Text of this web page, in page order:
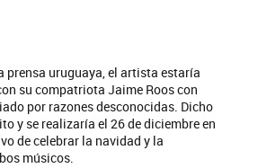
prensa uruguaya, el artista estaría
su compatriota Jaime Roos con
por razones desconocidas. Dicho
y se realizaría el 26 de diciembre en
de celebrar la navidad y la
músicos.